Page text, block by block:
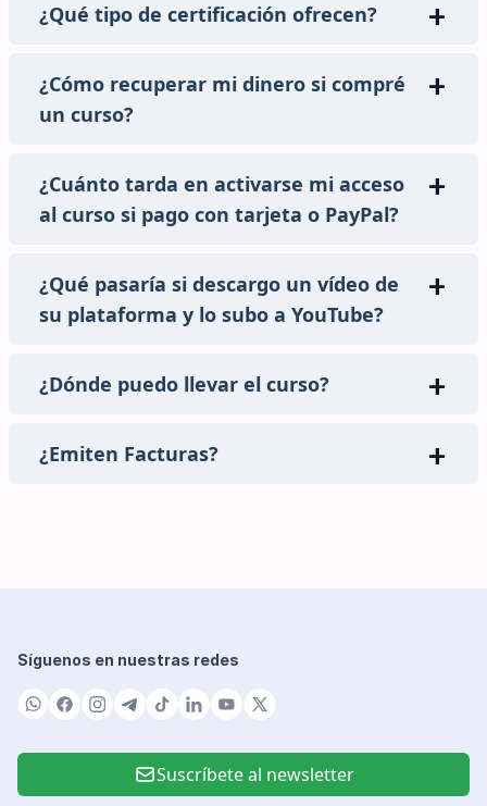
¿Qué tipo de certificación ofrecen?
¿Cómo recuperar mi dinero si compré
un curso?
¿Cuánto tarda en activarse mi acceso
al curso si pago con tarjeta o PayPal?
¿Qué pasaría si descargo un vídeo de
su plataforma y lo subo a YouTube?
¿Dónde puedo llevar el curso?
¿Emiten Facturas?
Síguenos en nuestras redes
Suscríbete al newsletter